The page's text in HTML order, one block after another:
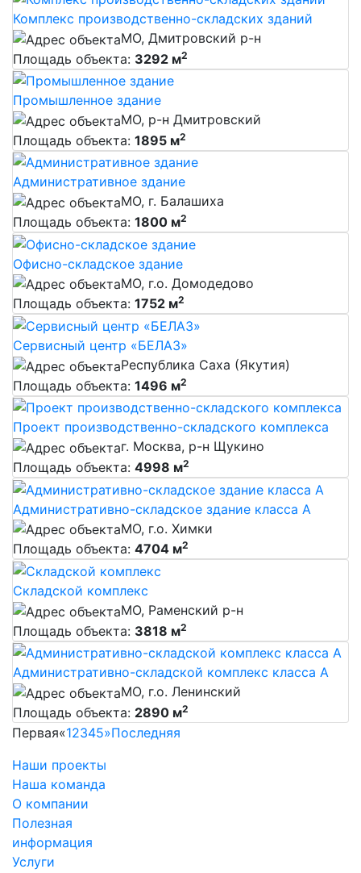
Комплекс производственно-складских зданий
МО, Дмитровский р-н
Площадь объекта: 3292 м2
Промышленное здание
МО, р-н Дмитровский
Площадь объекта: 1895 м2
Административное здание
МО, г. Балашиха
Площадь объекта: 1800 м2
Офисно-складское здание
МО, г.о. Домодедово
Площадь объекта: 1752 м2
Сервисный центр «БЕЛАЗ»‎
Республика Саха (Якутия)
Площадь объекта: 1496 м2
Проект производственно-складского комплекса
г. Москва, р-н Щукино
Площадь объекта: 4998 м2
Административно-складское здание класса А
МО, г.о. Химки
Площадь объекта: 4704 м2
Складской комплекс
МО, Раменский р-н
Площадь объекта: 3818 м2
Административно-складской комплекс класса А
МО, г.о. Ленинский
Площадь объекта: 2890 м2
Первая«12345»Последняя
Наши проекты
Наша команда
О компании
Полезная
информация
Услуги